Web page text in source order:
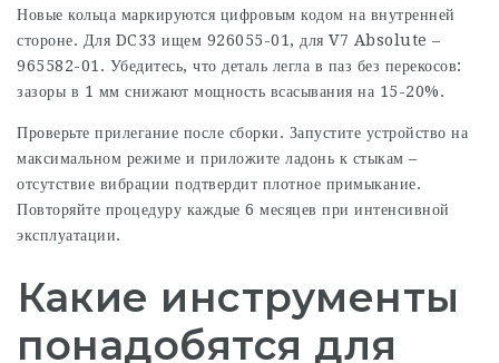
Новые кольца маркируются цифровым кодом на внутренней
стороне. Для DC33 ищем 926055-01, для V7 Absolute –
965582-01. Убедитесь, что деталь легла в паз без перекосов:
зазоры в 1 мм снижают мощность всасывания на 15-20%.
Проверьте прилегание после сборки. Запустите устройство на
максимальном режиме и приложите ладонь к стыкам –
отсутствие вибрации подтвердит плотное примыкание.
Повторяйте процедуру каждые 6 месяцев при интенсивной
эксплуатации.
Какие инструменты
понадобятся для